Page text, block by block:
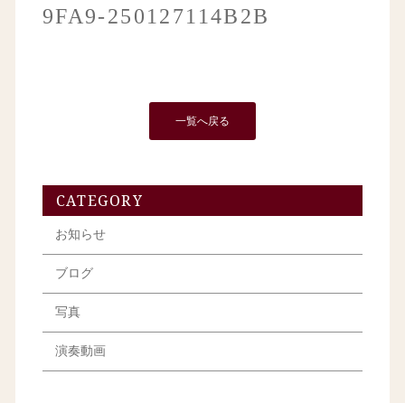
9FA9-250127114B2B
一覧へ戻る
CATEGORY
お知らせ
ブログ
写真
演奏動画